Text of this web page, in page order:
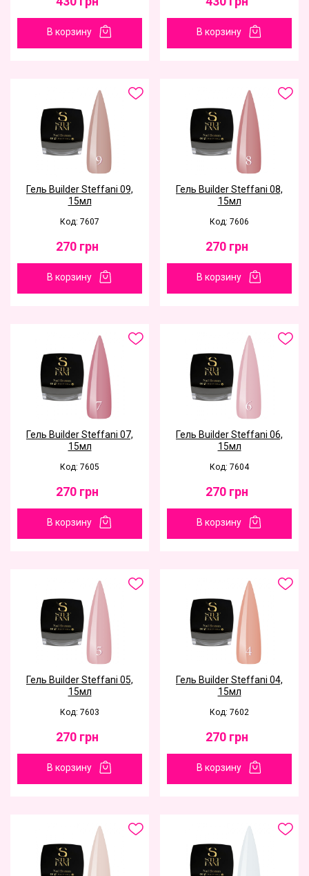
В корзину В корзину
Гель Builder Steffani 09,
15мл
Код: 7607
270 грн
В корзину
Гель Builder Steffani 08,
15мл
Код: 7606
270 грн
В корзину
Гель Builder Steffani 07,
15мл
Код: 7605
270 грн
В корзину
Гель Builder Steffani 06,
15мл
Код: 7604
270 грн
В корзину
Гель Builder Steffani 05,
15мл
Код: 7603
270 грн
В корзину
Гель Builder Steffani 04,
15мл
Код: 7602
270 грн
В корзину